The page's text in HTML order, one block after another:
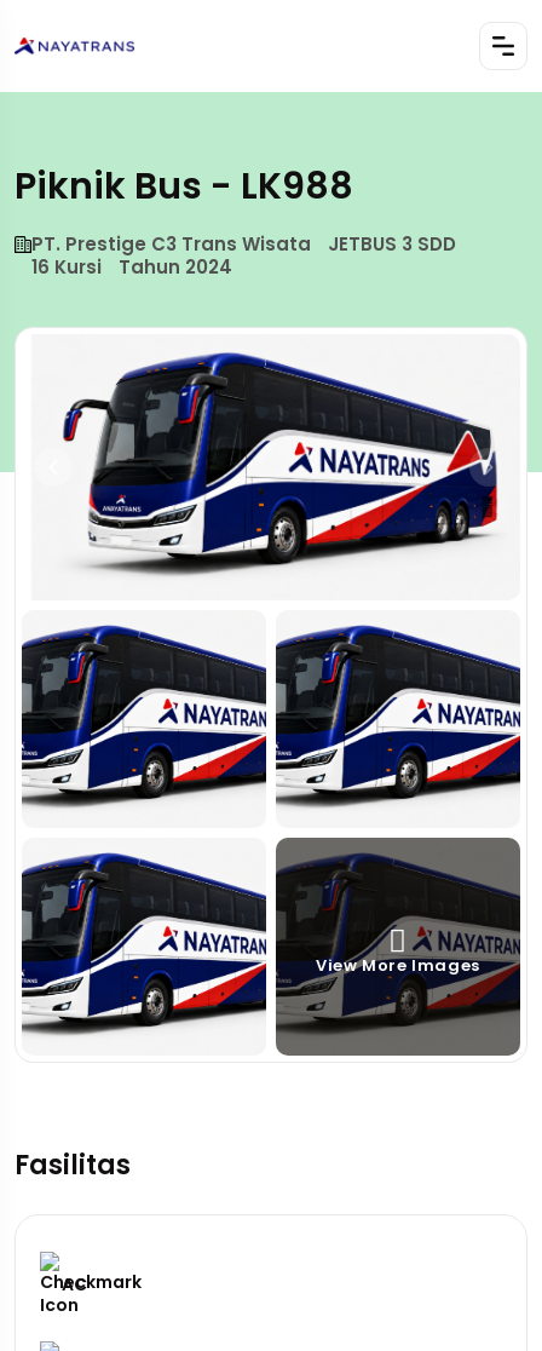
Piknik Bus - LK988
PT. Prestige C3 Trans Wisata
JETBUS 3 SDD
16 Kursi
Tahun 2024
View More Images
Fasilitas
AC